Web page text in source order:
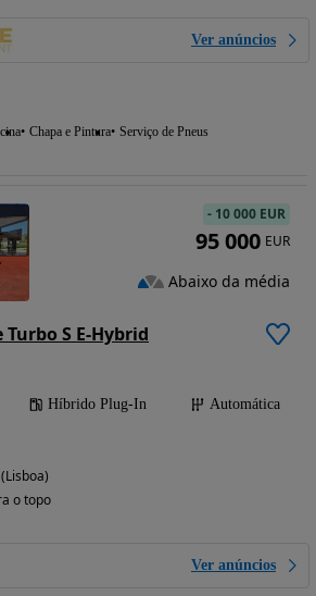
Ver anúncios
Chapa e Pintura Serviço de Pneus
S E-Hybrid
Híbrido Plug-In
Automática
o topo
Ver anúncios
- 10 000 EUR
95 000 EUR
Abaixo da média